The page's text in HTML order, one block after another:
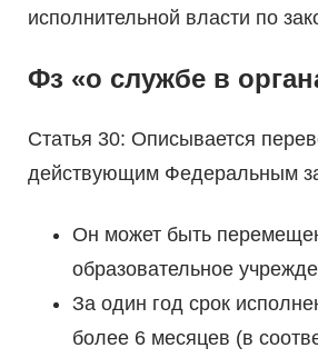
исполнительной власти по
Фз «о службе в
Статья 30: Описывается
действующим Федеральным
Он может быть
образовательное
За один год срок
более 6 месяцев (в